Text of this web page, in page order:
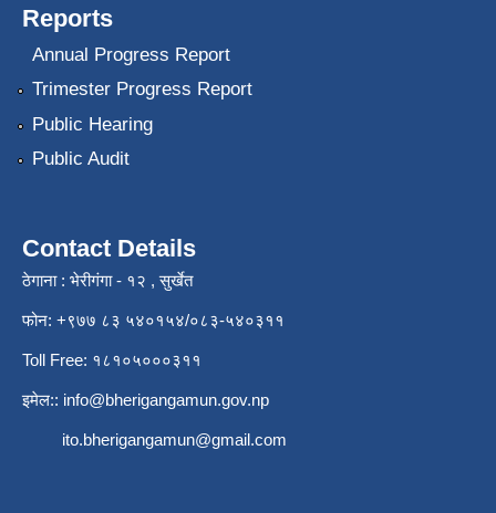
Reports
Annual Progress Report
Trimester Progress Report
Public Hearing
Public Audit
Contact Details
ठेगाना : भेरीगंगा - १२ , सुर्खेत
फोन: +९७७ ८३ ५४०१५४/०८३-५४०३११
Toll Free: १८१०५०००३११
इमेल:: info@bherigangamun.gov.np
ito.bherigangamun@gmail.com